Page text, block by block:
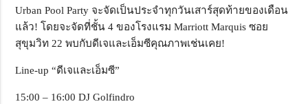
Urban Pool Party จะจัดเป็นประจำทุกวันเสาร์สุดท้ายของเดือน
แล้ว! โดยจะจัดที่ชั้น 4 ของโรงแรม Marriott Marquis ซอย
สุขุมวิท 22 พบกับดีเจและเอ็มซีคุณภาพเช่นเคย!
Line-up “ดีเจและเอ็มซี”
15:00 – 16:00 DJ Golfindro